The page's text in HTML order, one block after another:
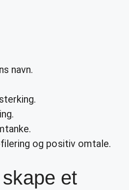
navn.
og positiv omtale.
et